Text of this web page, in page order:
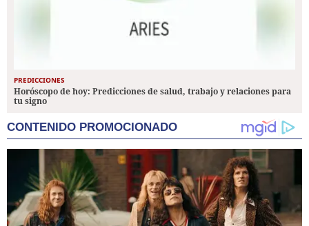
PREDICCIONES
Horóscopo de hoy: Predicciones de salud, trabajo y relaciones para
tu signo
CONTENIDO PROMOCIONADO